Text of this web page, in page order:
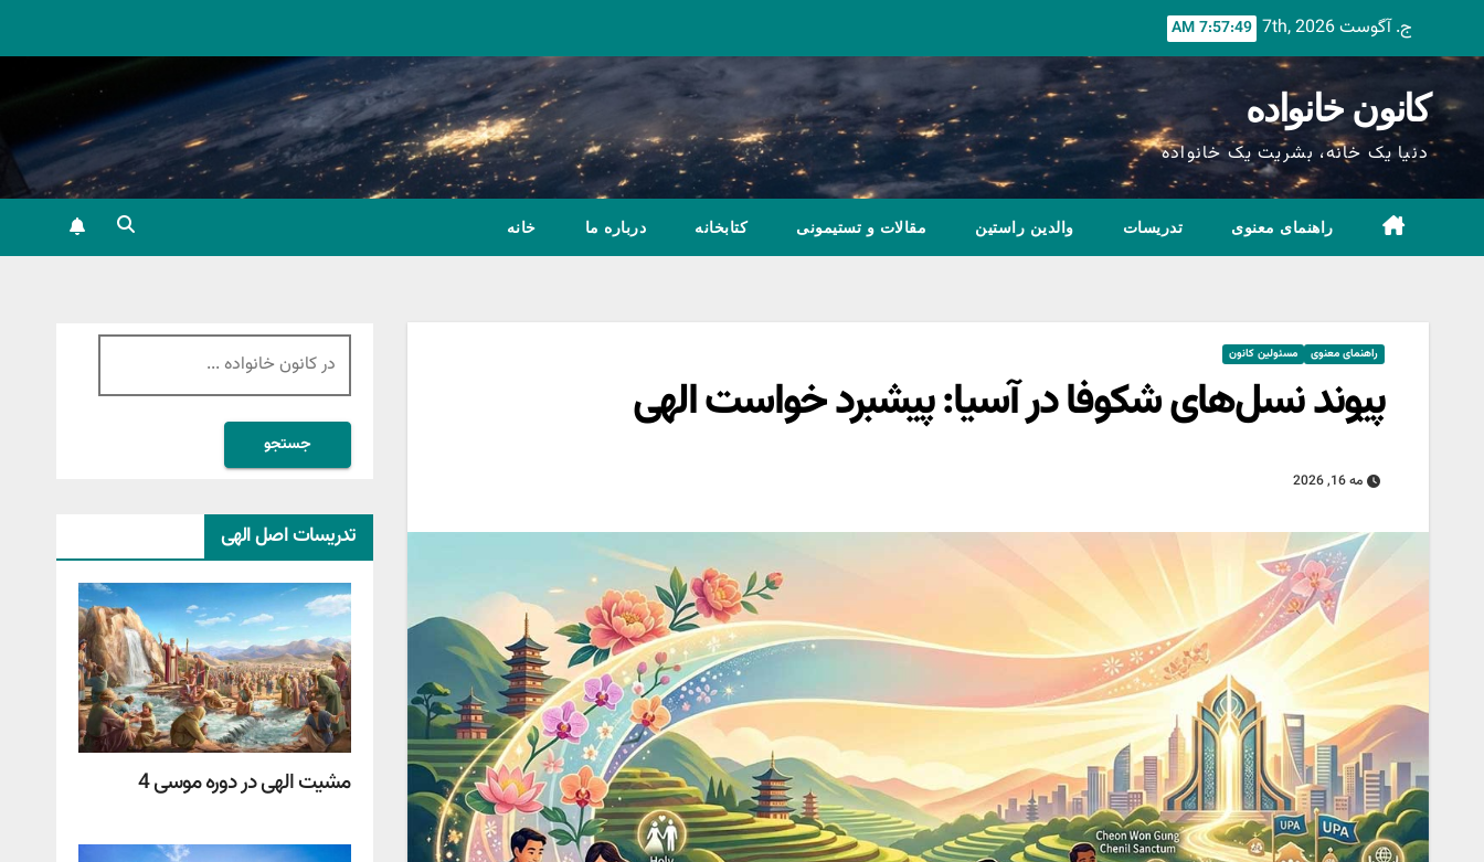
ج. آگوست 7th, 2026 7:57:51 AM
کانون خانواده
دنیا یک خانه، بشریت یک خانواده
راهنمای معنوی تدریسات والدین راستین مقالات و تستیمونی کتابخانه درباره ما خانه
راهنمای معنوی مسئولین کانون
پیوند نسل‌های شکوفا در آسیا: پیشبرد خواست الهی
مه 16, 2026
جستجو
برای:
تدریسات اصل الهی
مشیت الهی در دوره موسی 4